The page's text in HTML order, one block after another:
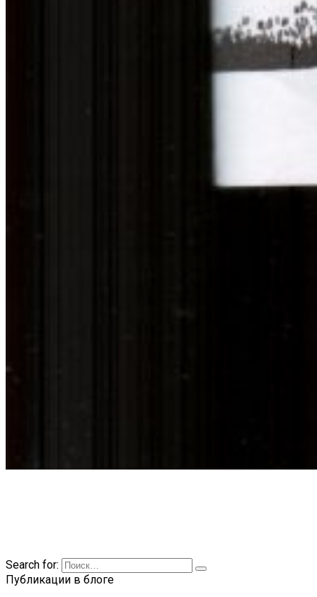
Search for:
Публикации в блоге